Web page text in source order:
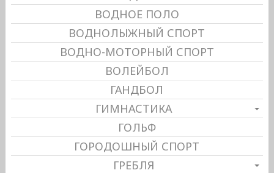
ВОДНОЕ ПОЛО
ВОДНОЛЫЖНЫЙ СПОРТ
ВОДНО-МОТОРНЫЙ СПОРТ
ВОЛЕЙБОЛ
ГАНДБОЛ
ГИМНАСТИКА
ГОЛЬФ
ГОРОДОШНЫЙ СПОРТ
ГРЕБЛЯ